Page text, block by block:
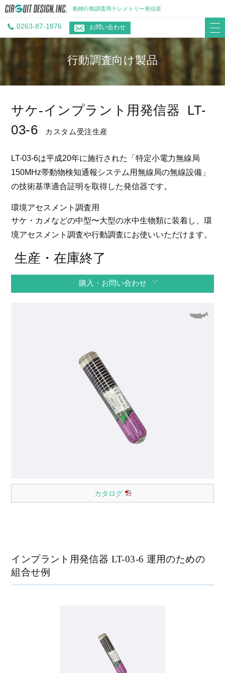
動物行動調査用テレメトリー発信器
0263-87-1876 お問い合わせ
行動調査向け製品
サケ-インプラント用発信器
LT-
03-6
カスタム受注生産
LT-03-6は平成20年に施行された「特定小電力無線局
150MHz帯動物検知通報システム用無線局の無線設備」
の技術基準適合証明を取得した発信器です。
環境アセスメント調査用
サケ・カメなどの中型〜大型の水中生物類に装着し、環
境アセスメント調査や行動調査にお使いいただけます。
生産・在庫終了
購入・お問い合わせ
カタログ
インプラント用発信器 LT-03-6 運用のための
組合せ例